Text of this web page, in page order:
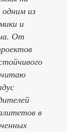
одним из
и
От
в